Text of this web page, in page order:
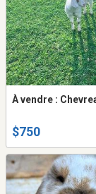
À vendre :
$750